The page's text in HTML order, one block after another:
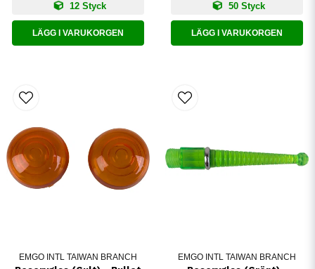
12 Styck
LÄGG I VARUKORGEN
50 Styck
LÄGG I VARUKORGEN
EMGO INTL TAIWAN BRANCH EMGO INTL TAIWAN BRANCH